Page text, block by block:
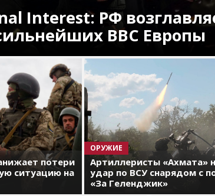
Interest: РФ
ВВС Европы
потери
ситуацию на
ОРУЖИЕ
Артиллеристы «Ахмата»
удар по ВСУ снарядом с
«За Геленджик»